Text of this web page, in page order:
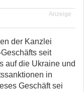
Anzeige
der Kanzlei
seit
auf die Ukraine und
in
Geschäft sei